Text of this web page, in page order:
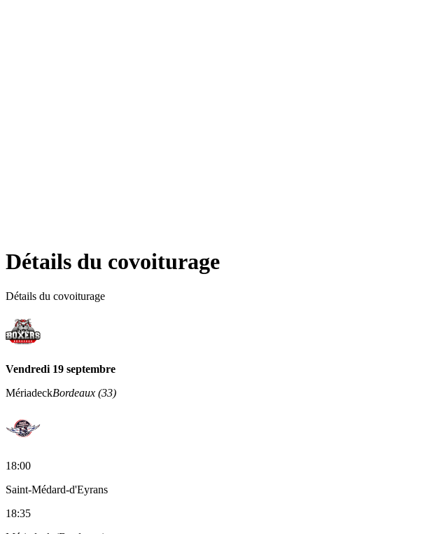
Détails du covoiturage
Détails du covoiturage
Vendredi 19 septembre
MériadeckBordeaux (33)
18:00
Saint-Médard-d'Eyrans
18:35